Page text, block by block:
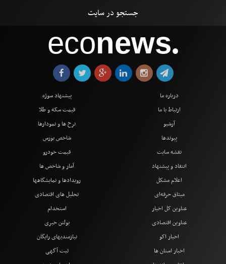
econews●
درباره ما
ارتباط با ما
آرشیو
پیوندها
نقشه سایت
انتقاد و پیشنهاد
اعلام مشکل
میثاق حرفه‌ای
پیشنهاد سوژه
قیمت سکه و طلا
نرخ ها و نمودارها
شاخص بورس
قیمت خودرو
آمار و شاخص ها
رویدادها و نمایشگاهها
تحلیل های اقتصادی
عناوین کل اخبار
عناوین اقتصادی
اخبار اکو
اخبار استان ها
استخدام
بولتن خبری
نیازمندیهای رایگان
ثبت آگهی